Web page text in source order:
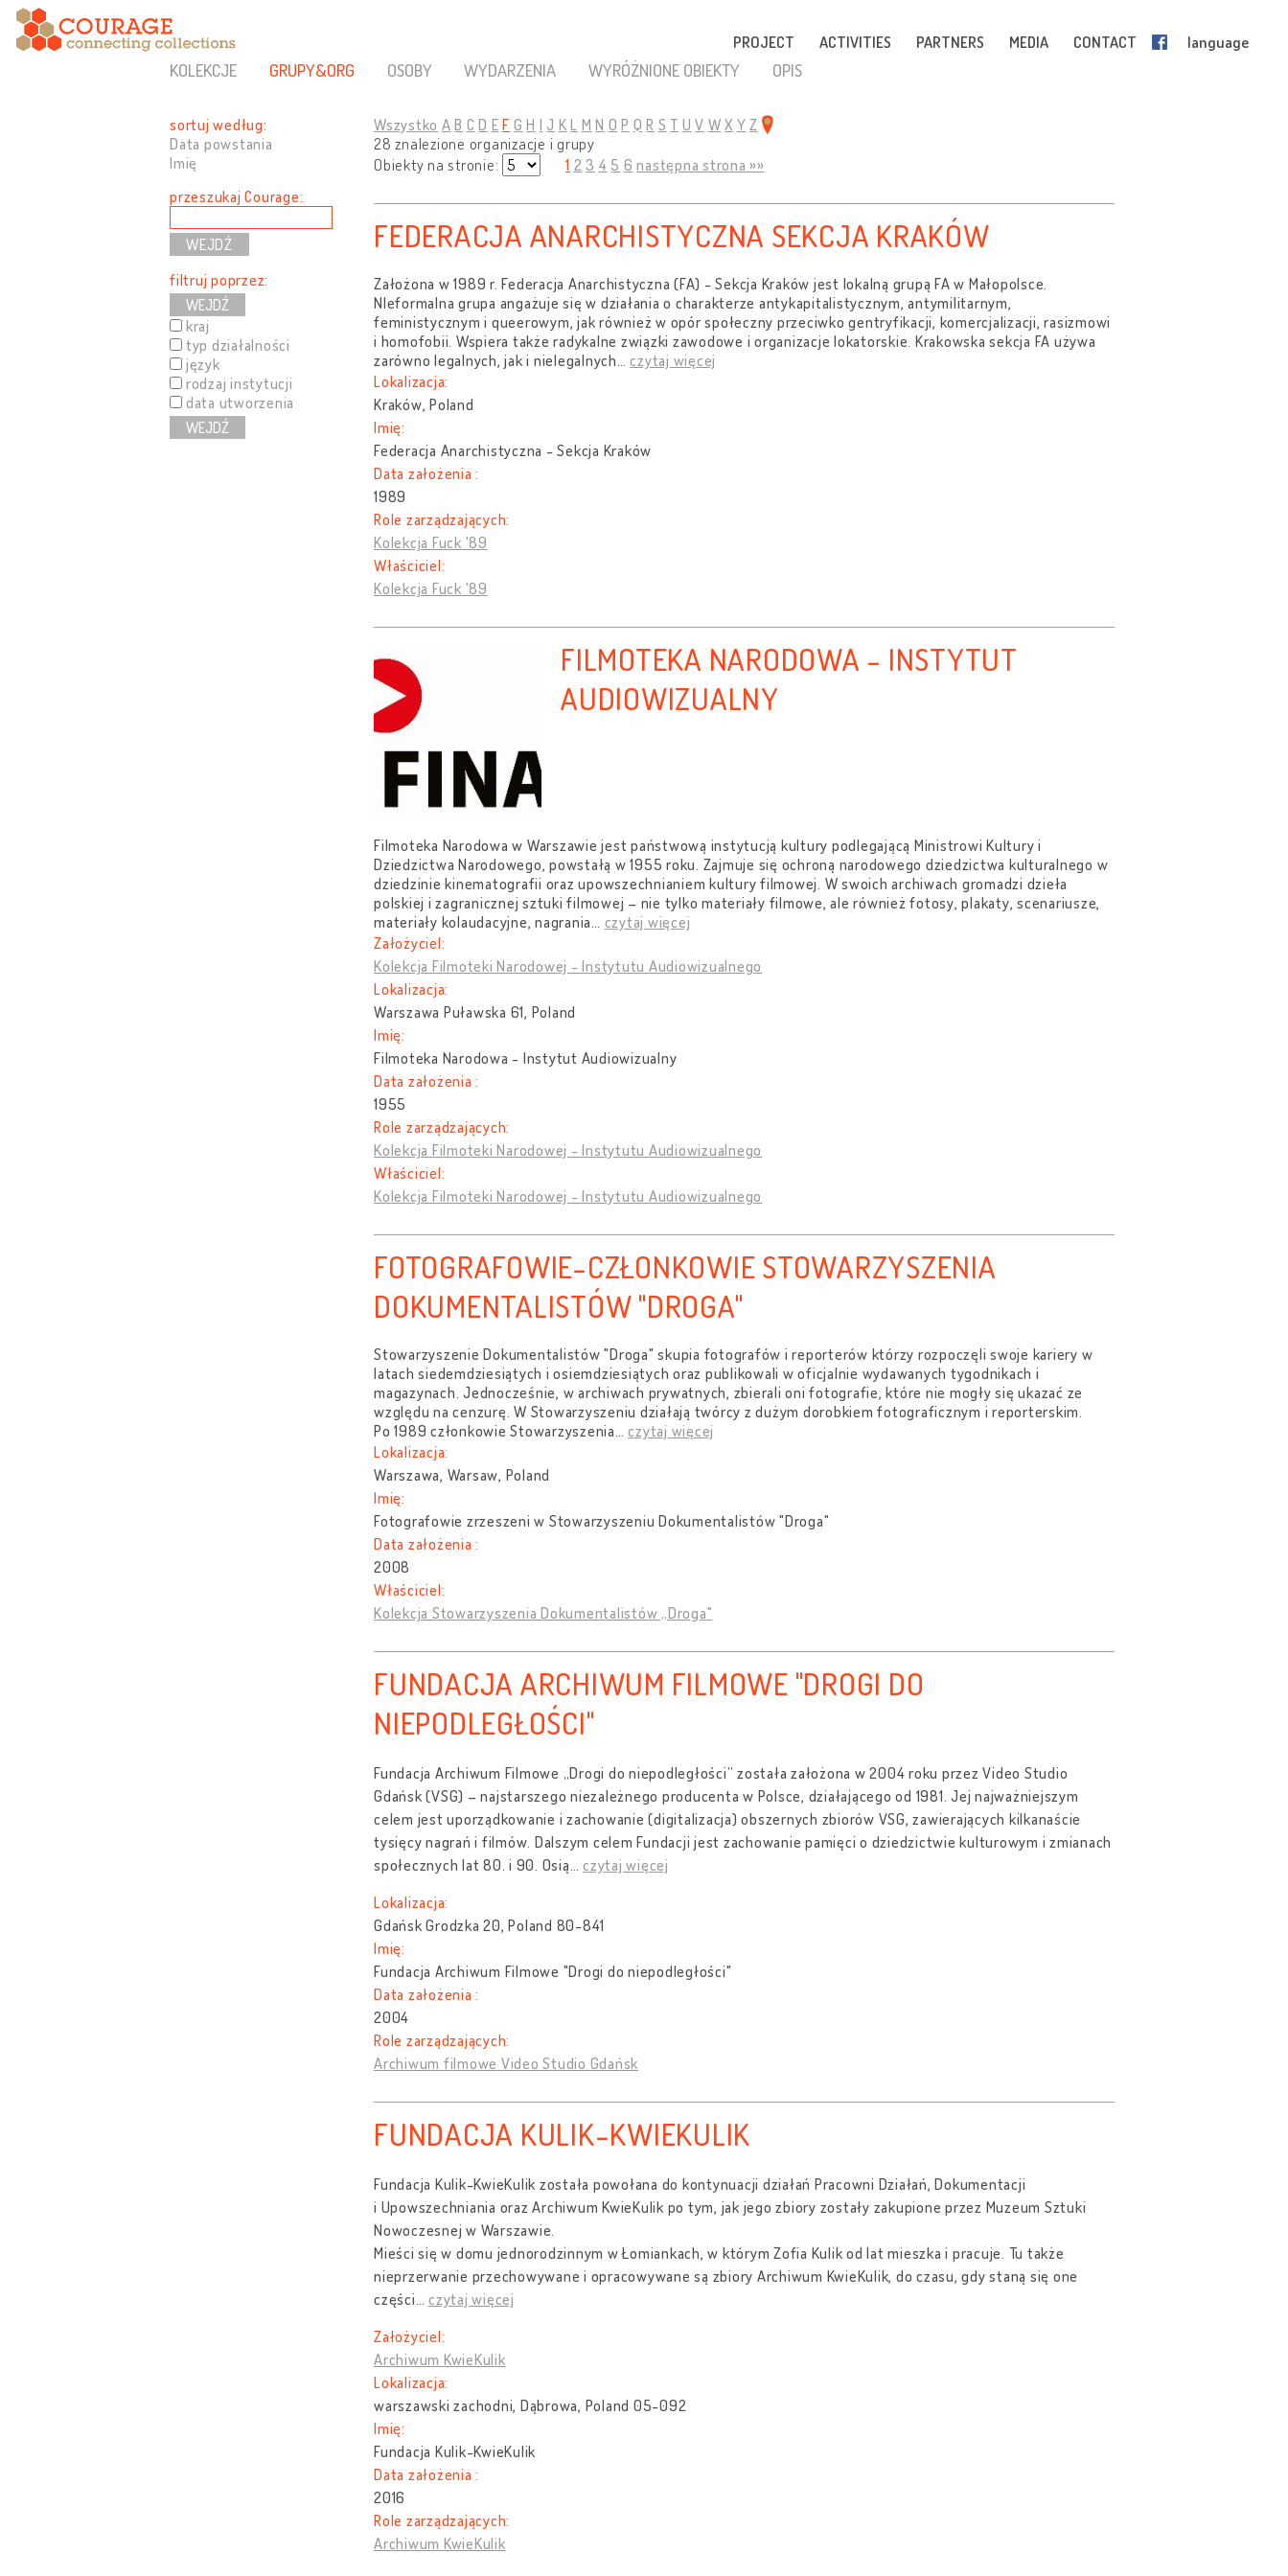
PROJECT ACTIVITIES PARTNERS MEDIA CONTACT language
KOLEKCJE GRUPY&ORG OSOBY WYDARZENIA WYRÓŻNIONE OBIEKTY OPIS
sortuj według:
Data powstania
Imię
przeszukaj Courage:
filtruj poprzez:
WEJDŹ
kraj
typ działalności
język
rodzaj instytucji
data utworzenia
WEJDŹ
Wszystko A B C D E F G H I J K L M N O P Q R S T U V W X Y Z
28 znalezione organizacje i grupy
Obiekty na stronie:
1 2 3 4 5 6 następna strona »»
FEDERACJA ANARCHISTYCZNA SEKCJA KRAKÓW
Założona w 1989 r. Federacja Anarchistyczna (FA) - Sekcja Kraków jest lokalną grupą FA w Małopolsce.
NIeformalna grupa angażuje się w działania o charakterze antykapitalistycznym, antymilitarnym,
feministycznym i queerowym, jak również w opór społeczny przeciwko gentryfikacji, komercjalizacji, rasizmowi
i homofobii. Wspiera także radykalne związki zawodowe i organizacje lokatorskie. Krakowska sekcja FA używa
zarówno legalnych, jak i nielegalnych…czytaj więcej
Lokalizacja:
Kraków, Poland
Imię:
Federacja Anarchistyczna - Sekcja Kraków
Data założenia :
1989
Role zarządzających:
Kolekcja Fuck '89
Właściciel:
Kolekcja Fuck '89
FILMOTEKA NARODOWA - INSTYTUT
AUDIOWIZUALNY
Filmoteka Narodowa w Warszawie jest państwową instytucją kultury podlegającą Ministrowi Kultury i
Dziedzictwa Narodowego, powstałą w 1955 roku. Zajmuje się ochroną narodowego dziedzictwa kulturalnego w
dziedzinie kinematografii oraz upowszechnianiem kultury filmowej. W swoich archiwach gromadzi dzieła
polskiej i zagranicznej sztuki filmowej – nie tylko materiały filmowe, ale również fotosy, plakaty, scenariusze,
materiały kolaudacyjne, nagrania… czytaj więcej
Założyciel:
Kolekcja Filmoteki Narodowej - Instytutu Audiowizualnego
Lokalizacja:
Warszawa Puławska 61, Poland
Imię:
Filmoteka Narodowa - Instytut Audiowizualny
Data założenia :
1955
Role zarządzających:
Kolekcja Filmoteki Narodowej - Instytutu Audiowizualnego
Właściciel:
Kolekcja Filmoteki Narodowej - Instytutu Audiowizualnego
FOTOGRAFOWIE-CZŁONKOWIE STOWARZYSZENIA
DOKUMENTALISTÓW "DROGA"
Stowarzyszenie Dokumentalistów "Droga" skupia fotografów i reporterów którzy rozpoczęli swoje kariery w
latach siedemdziesiątych i osiemdziesiątych oraz publikowali w oficjalnie wydawanych tygodnikach i
magazynach. Jednocześnie, w archiwach prywatnych, zbierali oni fotografie, które nie mogły się ukazać ze
względu na cenzurę. W Stowarzyszeniu działają twórcy z dużym dorobkiem fotograficznym i reporterskim.
Po 1989 członkowie Stowarzyszenia…czytaj więcej
Lokalizacja:
Warszawa, Warsaw, Poland
Imię:
Fotografowie zrzeszeni w Stowarzyszeniu Dokumentalistów "Droga"
Data założenia :
2008
Właściciel:
Kolekcja Stowarzyszenia Dokumentalistów „Droga"
FUNDACJA ARCHIWUM FILMOWE "DROGI DO
NIEPODLEGŁOŚCI"
Fundacja Archiwum Filmowe „Drogi do niepodległości” została założona w 2004 roku przez Video Studio
Gdańsk (VSG) – najstarszego niezależnego producenta w Polsce, działającego od 1981. Jej najważniejszym
celem jest uporządkowanie i zachowanie (digitalizacja) obszernych zbiorów VSG, zawierających kilkanaście
tysięcy nagrań i filmów. Dalszym celem Fundacji jest zachowanie pamięci o dziedzictwie kulturowym i zmianach
społecznych lat 80. i 90. Osią… czytaj więcej
Lokalizacja:
Gdańsk Grodzka 20, Poland 80-841
Imię:
Fundacja Archiwum Filmowe "Drogi do niepodległości"
Data założenia :
2004
Role zarządzających:
Archiwum filmowe Video Studio Gdańsk
FUNDACJA KULIK-KWIEKULIK
Fundacja Kulik-KwieKulik została powołana do kontynuacji działań Pracowni Działań, Dokumentacji
i Upowszechniania oraz Archiwum KwieKulik po tym, jak jego zbiory zostały zakupione przez Muzeum Sztuki
Nowoczesnej w Warszawie.
Mieści się w domu jednorodzinnym w Łomiankach, w którym Zofia Kulik od lat mieszka i pracuje. Tu także
nieprzerwanie przechowywane i opracowywane są zbiory Archiwum KwieKulik, do czasu, gdy staną się one
części… czytaj więcej
Założyciel:
Archiwum KwieKulik
Lokalizacja:
warszawski zachodni, Dąbrowa, Poland 05-092
Imię:
Fundacja Kulik-KwieKulik
Data założenia :
2016
Role zarządzających:
Archiwum KwieKulik